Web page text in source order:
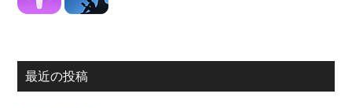
最近の投稿